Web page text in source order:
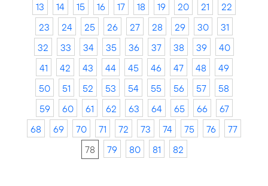
13
14 15 16 17 18 19 20 21
22
23
24 25 26 27 28 29 30
31
32
33 34 35 36 37 38 39
40
41
42 43 44 45 46 47 48
49
50
51 52 53 54 55 56 57
58
59
60 61 62 63 64 65 66
67
68
69 70 71 72 73 74 75 76
77
78
79 80 81 82